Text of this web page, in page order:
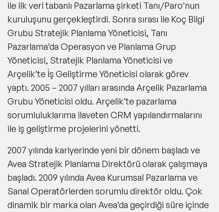
ile ilk veri tabanlı Pazarlama şirketi Tanı/Paro’nun
kuruluşunu gerçekleştirdi. Sonra sırası ile Koç Bilgi
Grubu Stratejik Planlama Yöneticisi, Tanı
Pazarlama’da Operasyon ve Planlama Grup
Yöneticisi, Stratejik Planlama Yöneticisi ve
Arçelik’te İş Geliştirme Yöneticisi olarak görev
yaptı. 2005 – 2007 yılları arasında Arçelik Pazarlama
Grubu Yöneticisi oldu. Arçelik’te pazarlama
sorumluluklarıma ilaveten CRM yapılandırmalarını
ile iş geliştirme projelerini yönetti.
2007 yılında kariyerinde yeni bir dönem başladı ve
Avea Stratejik Planlama Direktörü olarak çalışmaya
başladı. 2009 yılında Avea Kurumsal Pazarlama ve
Sanal Operatörlerden sorumlu direktör oldu. Çok
dinamik bir marka olan Avea’da geçirdiği süre içinde